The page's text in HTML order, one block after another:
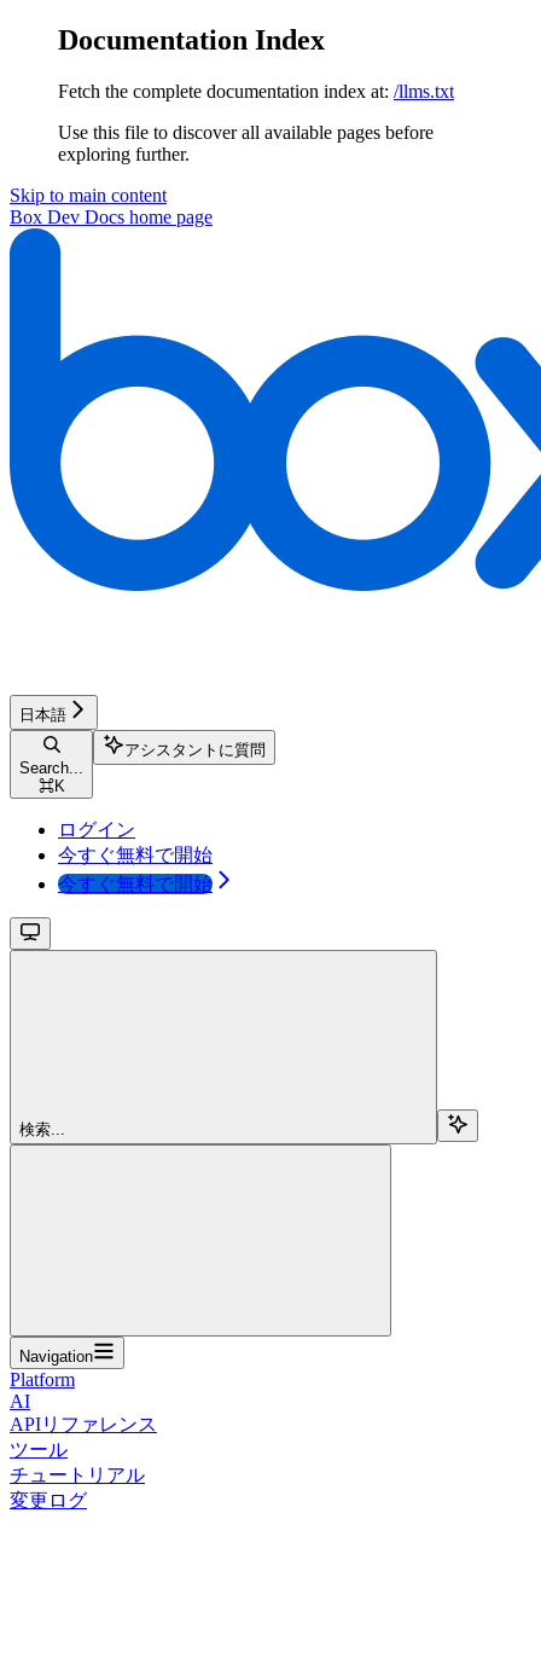
Documentation Index
Fetch the complete documentation index at: /llms.txt
Use this file to discover all available pages before
exploring further.
Skip to main content
Box Dev Docs home page
日本語
Search...
⌘K
アシスタントに質問
ログイン
今すぐ無料で開始
今すぐ無料で開始
検索...
Navigation
Platform
AI
APIリファレンス
ツール
チュートリアル
変更ログ